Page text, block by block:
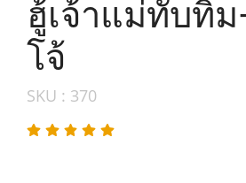
ฮู้เจ้าแม่ทับทิ
โจ้
SKU : 370